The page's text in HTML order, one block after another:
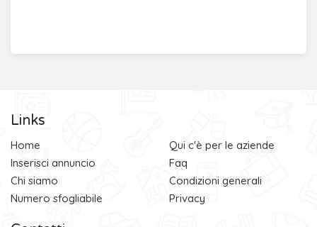
Links
Home
Inserisci annuncio
Chi siamo
Numero sfogliabile
Qui c'è per le aziende
Faq
Condizioni generali
Privacy